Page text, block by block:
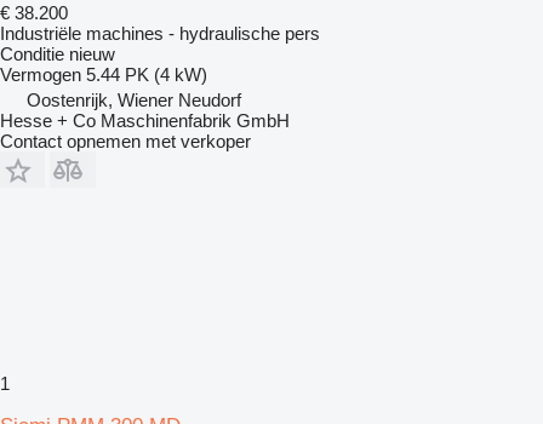
€ 38.200
Industriële machines - hydraulische pers
Conditie nieuw
Vermogen 5.44 PK (4 kW)
Oostenrijk, Wiener Neudorf
Hesse + Co Maschinenfabrik GmbH
Contact opnemen met verkoper
1